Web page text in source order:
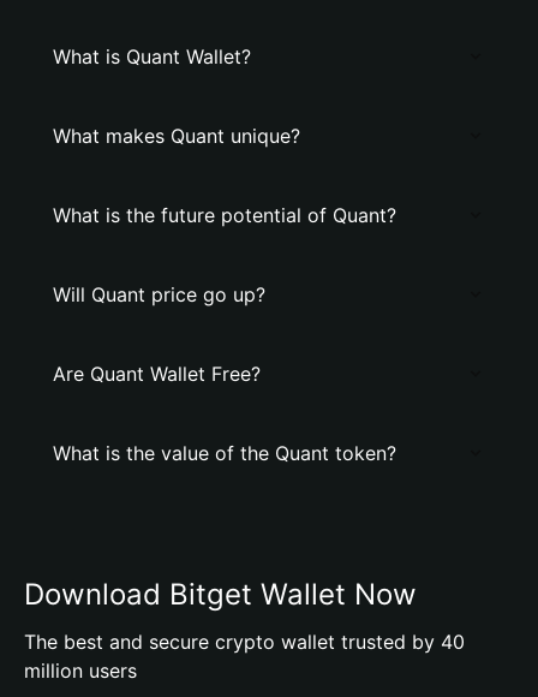
What is Quant Wallet?
What makes Quant unique?
What is the future potential of Quant?
Will Quant price go up?
Are Quant Wallet Free?
What is the value of the Quant token?
Download Bitget Wallet Now
The best and secure crypto wallet trusted by 40
million users